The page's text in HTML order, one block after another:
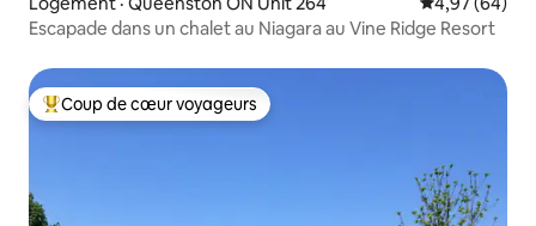
Escapade dans un chalet au Niagara au Vine Ridge Resort
Coup de cœur voyageurs parmi les plus aimés
Coup de cœur voyageurs